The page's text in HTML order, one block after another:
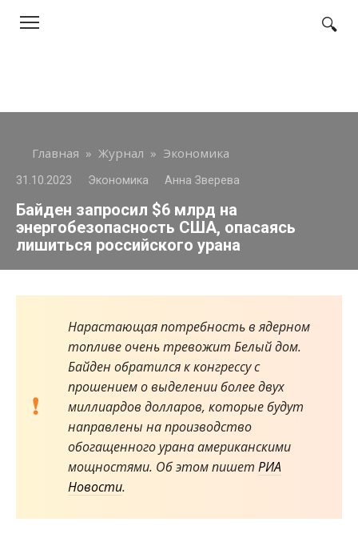
Главная » Журнал » Экономика
31.10.2023 Экономика Анна Зверева
Байден запросил $6 млрд на
энергобезопасность США, опасаясь
лишиться российского урана
Нарастающая потребность в ядерном
топливе очень тревожит Белый дом.
Байден обратился к конгрессу с
прошением о выделении более двух
миллиардов долларов, которые будут
направлены на производство
обогащенного урана американскими
мощностями. Об этом пишет РИА
Новости.